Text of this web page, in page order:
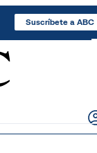
Suscríbete a ABC